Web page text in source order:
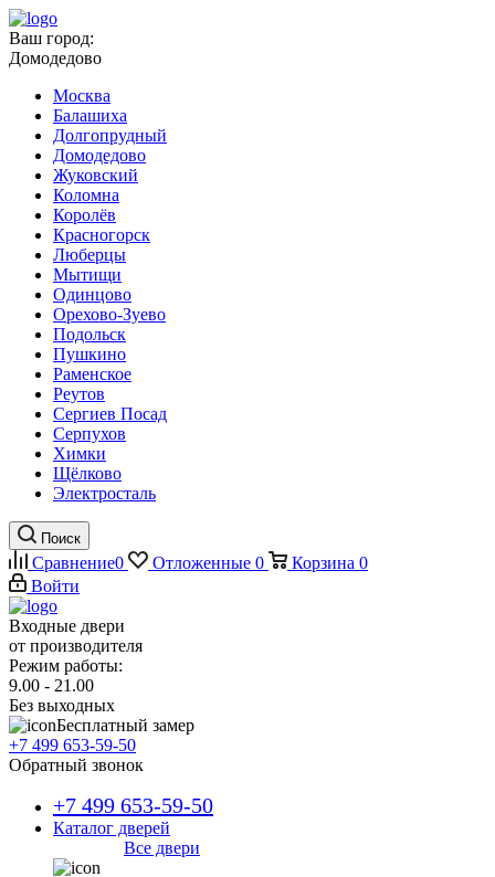
Ваш город:
Домодедово
Москва
Балашиха
Долгопрудный
Домодедово
Жуковский
Коломна
Королёв
Красногорск
Люберцы
Мытищи
Одинцово
Орехово-Зуево
Подольск
Пушкино
Раменское
Реутов
Сергиев Посад
Серпухов
Химки
Щёлково
Электросталь
Поиск
Сравнение0 Отложенные 0 Корзина 0
Войти
Входные двери
от производителя
Режим работы:
9.00 - 21.00
Без выходных
Бесплатный замер
+7 499 653-59-50
Обратный звонок
+7 499 653-59-50
Каталог дверей
Все двери